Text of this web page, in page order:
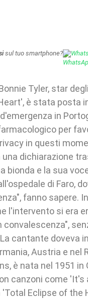
sul tuo smartphone?
Tyler, star
è stata posta
in
per
in questi
una dichiarazione
bionda e la sua
di Faro,
fanno sapere.
l'intervento si era
convalescenza",
cantante doveva
Austria e nel
è nata nel 1951 in
canzoni come 'It's
Eclipse of the